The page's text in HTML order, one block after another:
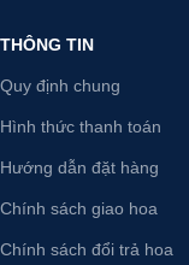
THÔNG TIN
Quy định chung
Hình thức thanh toán
Hướng dẫn đặt hàng
Chính sách giao hoa
Chính sách đổi trả hoa